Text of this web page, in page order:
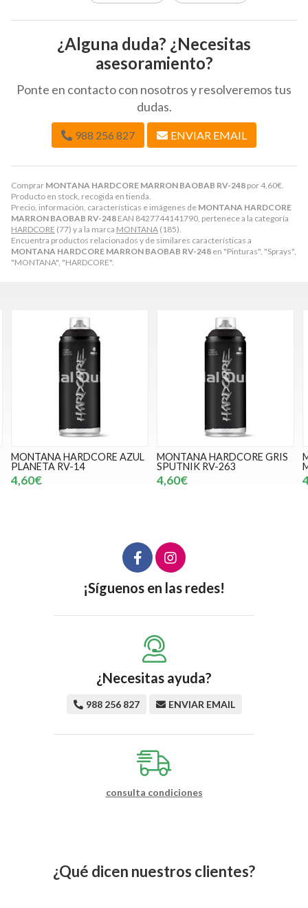
Comprar MONTANA HARDCORE MARRON BAOBAB RV-248 por4,60€.
Producto en stock, recogida en tienda.
Precio, información, características e imágenes de MONTANA HARDCORE
MARRON BAOBAB RV-248 EAN 8427744141790, pertenece a la categoría
HARDCORE (77) y a la marca MONTANA (185).
Encuentra productos relacionados y de similares características a
MONTANA HARDCORE MARRON BAOBAB RV-248 en "Pinturas", "Sprays",
"MONTANA", "HARDCORE".
¿Alguna duda? ¿Necesitas
asesoramiento?
Ponte en contacto con nosotros y resolveremos tus
dudas.
988 256 827 ENVIAR EMAIL
MONTANA HARDCORE GRIS
SPUTNIK RV-263
4,60€
MONTANA HARDCORE
MANGO RV-207
4,60€
¡Síguenos en las redes!
¿Necesitas ayuda?
988 256 827 ENVIAR EMAIL
consulta condiciones
¿Qué dicen nuestros clientes?